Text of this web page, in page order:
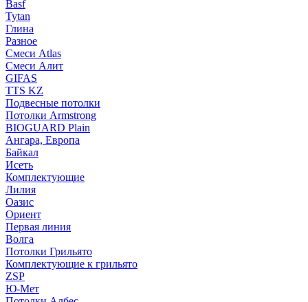
Basf
Tytan
Глина
Разное
Смеси Atlas
Смеси Алит
GIFAS
TTS KZ
Подвесные потолки
Потолки Armstrong
BIOGUARD Plain
Ангара, Европа
Байкал
Исеть
Комплектующие
Лилия
Оазис
Ориент
Первая линия
Волга
Потолки Грильято
Комплектующие к грильято
ZSP
Ю-Мет